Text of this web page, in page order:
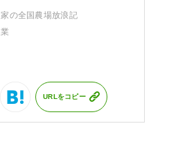
の全国農場放浪記
URLをコピー